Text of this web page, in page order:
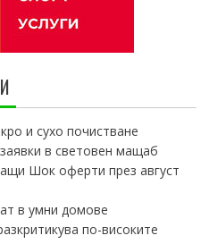
и сухо почистване
в световен мащаб
Шок оферти през август
в умни домове
по-високите